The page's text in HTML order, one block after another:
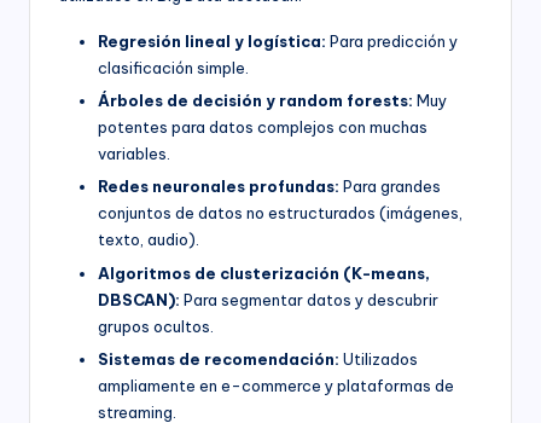
Regresión lineal y logística: Para predicción y
clasificación simple.
Árboles de decisión y random forests: Muy
potentes para datos complejos con muchas
variables.
Redes neuronales profundas: Para grandes
conjuntos de datos no estructurados (imágenes,
texto, audio).
Algoritmos de clusterización (K-means,
DBSCAN): Para segmentar datos y descubrir
grupos ocultos.
Sistemas de recomendación: Utilizados
ampliamente en e-commerce y plataformas de
streaming.